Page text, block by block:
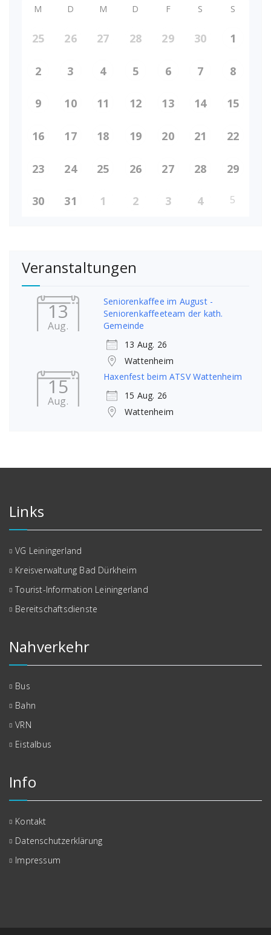
M D M D F S S
25 26 27 28 29 30 1
2 3 4 5 6 7 8
9 10 11 12 13 14 15
16 17 18 19 20 21 22
23 24 25 26 27 28 29
30 31 1 2 3 4 5
Veranstaltungen
13
Aug.
Seniorenkaffee im August -
Seniorenkaffeeteam der kath.
Gemeinde
13 Aug. 26
Wattenheim
15
Aug.
Haxenfest beim ATSV Wattenheim
15 Aug. 26
Wattenheim
Links
VG Leiningerland
Kreisverwaltung Bad Dürkheim
Tourist-Information Leiningerland
Bereitschaftsdienste
Nahverkehr
Bus
Bahn
VRN
Eistalbus
Info
Kontakt
Datenschutzerklärung
Impressum